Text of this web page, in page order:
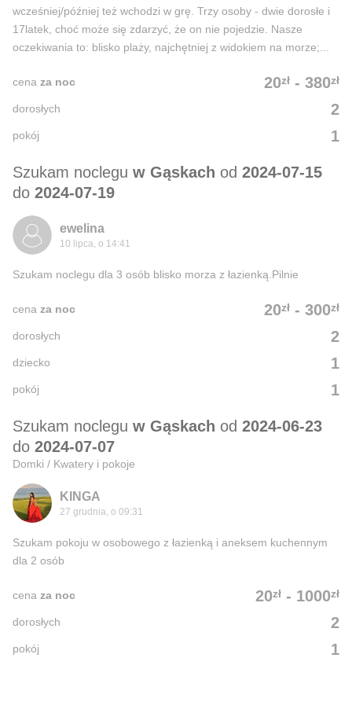
wcześniej/później też wchodzi w grę. Trzy osoby - dwie dorosłe i
17latek, choć może się zdarzyć, że on nie pojedzie. Nasze
oczekiwania to: blisko plaży, najchętniej z widokiem na morze;...
20zł - 380zł
cena za noc
2
dorosłych
1
pokój
Szukam noclegu w Gąskach od 2024-07-15
do 2024-07-19
ewelina
10 lipca, o 14:41
Szukam noclegu dla 3 osób blisko morza z łazienką.Pilnie
20zł - 300zł
cena za noc
2
dorosłych
1
dziecko
1
pokój
Szukam noclegu w Gąskach od 2024-06-23
do 2024-07-07
Domki / Kwatery i pokoje
KINGA
27 grudnia, o 09:31
Szukam pokoju w osobowego z łazienką i aneksem kuchennym
dla 2 osób
20zł - 1000zł
cena za noc
2
dorosłych
1
pokój